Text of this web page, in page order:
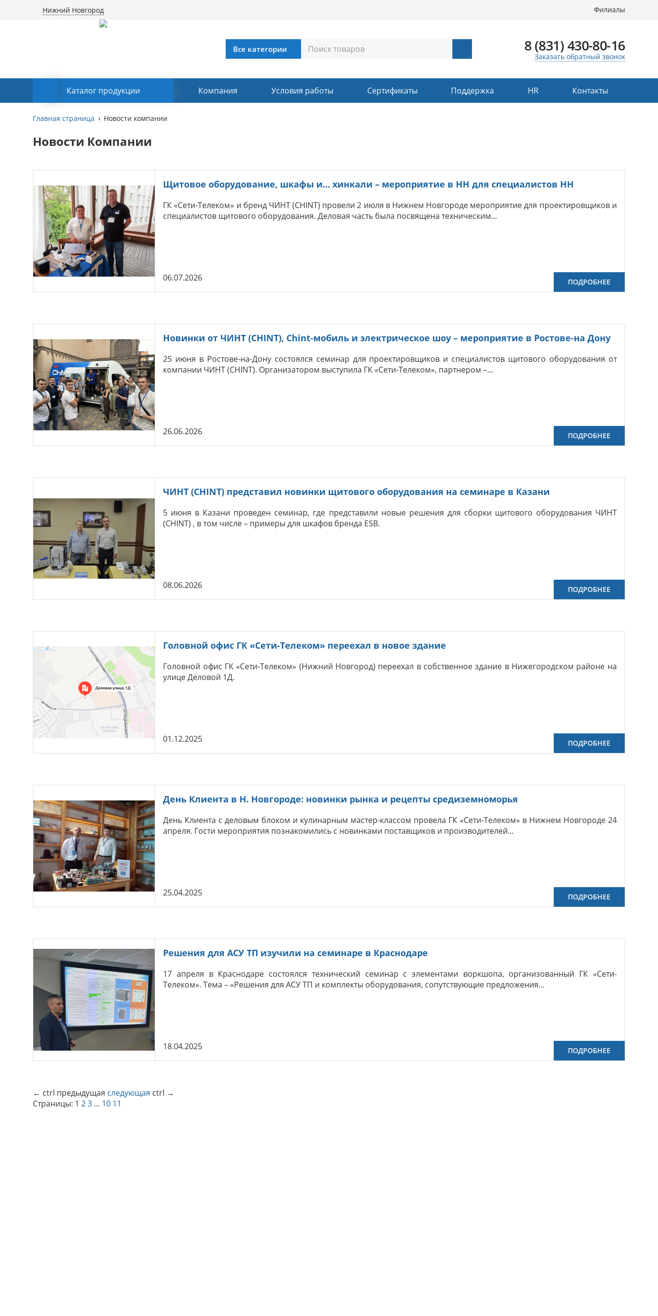
Нижний Новгород Филиалы
8 (831) 430-80-16
Заказать обратный звонок
Каталог продукции Компания Условия работы Сертификаты Поддержка HR Контакты
Главная страница Новости компании
Новости Компании
Щитовое оборудование, шкафы и… хинкали – мероприятие в НН для специалистов НН
ГК «Сети-Телеком» и бренд ЧИНТ (CHINT) провели 2 июля в Нижнем Новгороде мероприятие для проектировщиков и
специалистов щитового оборудования. Деловая часть была посвящена техническим...
06.07.2026 ПОДРОБНЕЕ
Новинки от ЧИНТ (CHINT), Chint-мобиль и электрическое шоу – мероприятие в Ростове-на Дону
25 июня в Ростове-на-Дону состоялся семинар для проектировщиков и специалистов щитового оборудования от
компании ЧИНТ (CHINT). Организатором выступила ГК «Сети-Телеком», партнером –...
26.06.2026 ПОДРОБНЕЕ
ЧИНТ (CHINT) представил новинки щитового оборудования на семинаре в Казани
5 июня в Казани проведен семинар, где представили новые решения для сборки щитового оборудования ЧИНТ
(CHINT) , в том числе – примеры для шкафов бренда ESB.
08.06.2026 ПОДРОБНЕЕ
Головной офис ГК «Сети-Телеком» переехал в новое здание
Головной офис ГК «Сети-Телеком» (Нижний Новгород) переехал в собственное здание в Нижегородском районе на
улице Деловой 1Д.
01.12.2025 ПОДРОБНЕЕ
День Клиента в Н. Новгороде: новинки рынка и рецепты средиземноморья
День Клиента с деловым блоком и кулинарным мастер-классом провела ГК «Сети-Телеком» в Нижнем Новгороде 24
апреля. Гости мероприятия познакомились с новинками поставщиков и производителей...
25.04.2025 ПОДРОБНЕЕ
Решения для АСУ ТП изучили на семинаре в Краснодаре
17 апреля в Краснодаре состоялся технический семинар с элементами воркшопа, организованный ГК «Сети-
Телеком». Тема – «Решения для АСУ ТП и комплекты оборудования, сопутствующие предложения...
18.04.2025 ПОДРОБНЕЕ
← ctrl предыдущая следующая ctrl →
Страницы: 1 23 ... 10 11